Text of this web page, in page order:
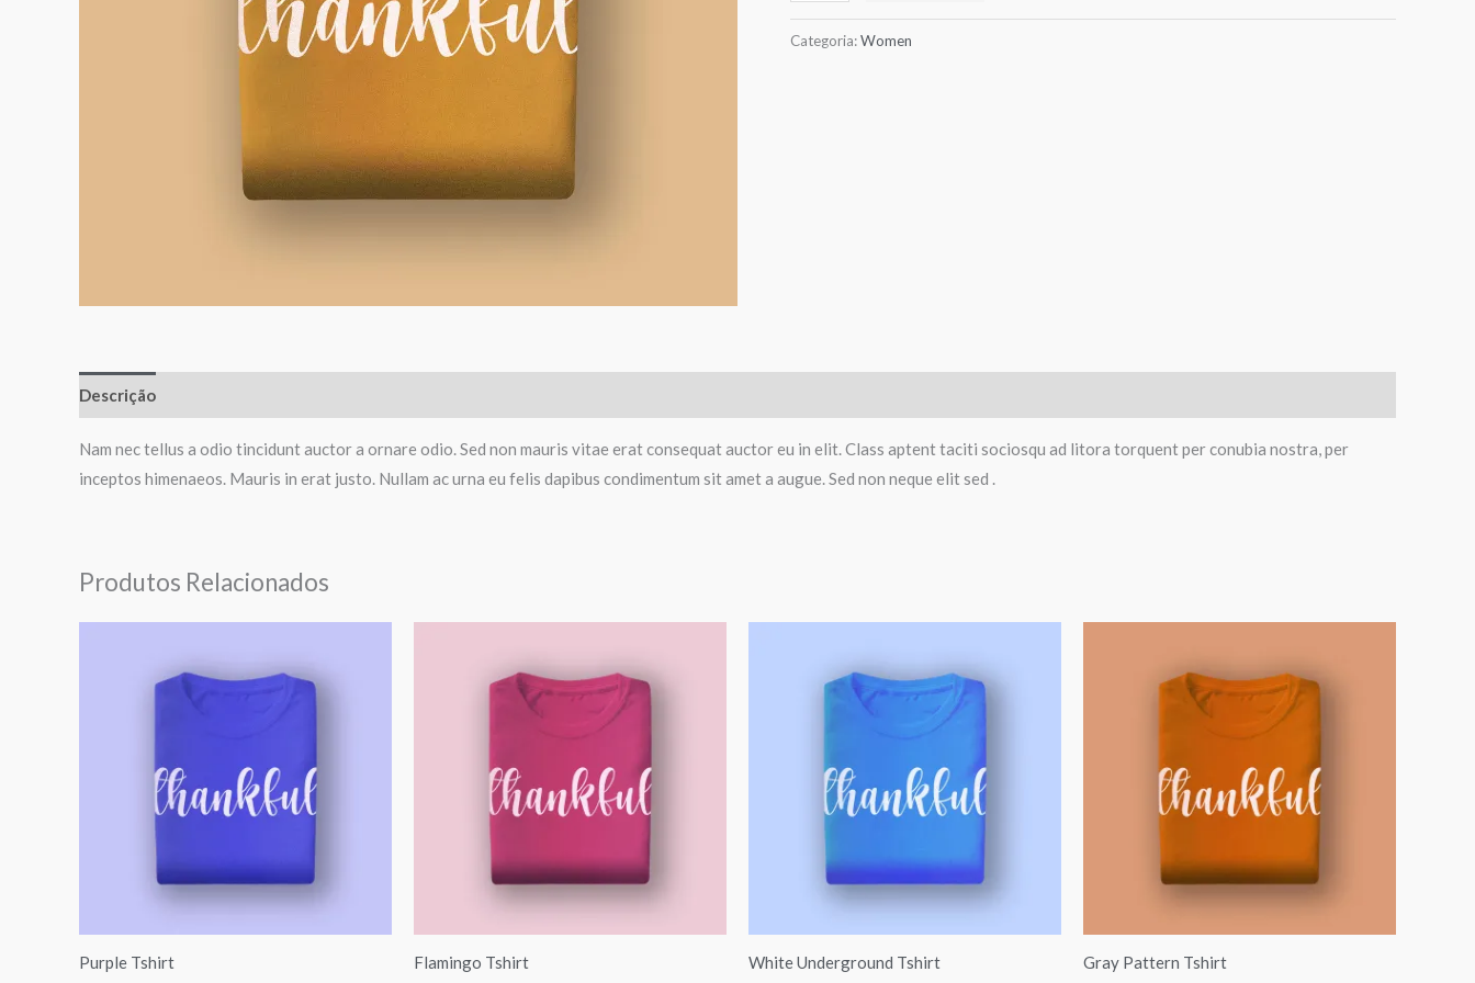
Categoria:Women
Descrição
Nam nec tellus a odio tincidunt auctor a ornare odio. Sed non mauris vitae erat consequat auctor eu in elit. Class aptent taciti sociosqu ad litora torquent per conubia nostra, per
inceptos himenaeos. Mauris in erat justo. Nullam ac urna eu felis dapibus condimentum sit amet a augue. Sed non neque elit sed .
Produtos Relacionados
Purple Tshirt Flamingo Tshirt White Underground Tshirt Gray Pattern Tshirt